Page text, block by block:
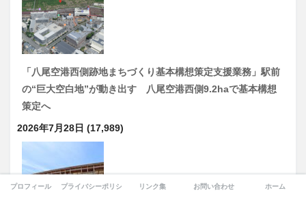
「八尾空港西側跡地まちづくり基本構想策定支援業務」駅前
の“巨大空白地”が動き出す 八尾空港西側9.2haで基本構想
策定へ
2026年7月28日 (17,989)
プロフィール プライバシーポリシー リンク集 お問い合わせ ホーム